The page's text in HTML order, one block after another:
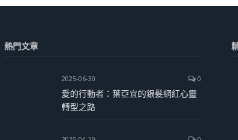
熱門文章
2025-06-30 0
愛的行動者：葉亞宜的銀髮網紅心靈
轉型之路